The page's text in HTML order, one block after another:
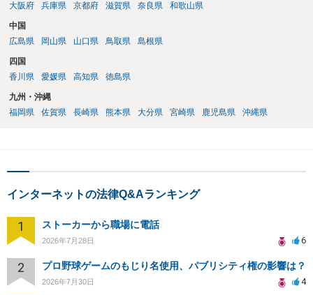
大阪府
兵庫県 京都府 滋賀県 奈良県 和歌山県
中国
広島県
岡山県 山口県 鳥取県 島根県
四国
香川県
愛媛県 高知県 徳島県
九州・沖縄
福岡県
佐賀県 長崎県 熊本県 大分県 宮崎県 鹿児島県 沖縄県
インターネットの法律Q&Aランキング
1 ストーカーから職場に電話
2026年7月28日 6
2 プロ野球ゲームのもじり名使用、パブリシティ権の影響は？
2026年7月30日 4